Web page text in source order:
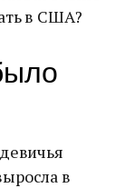
в США?
в